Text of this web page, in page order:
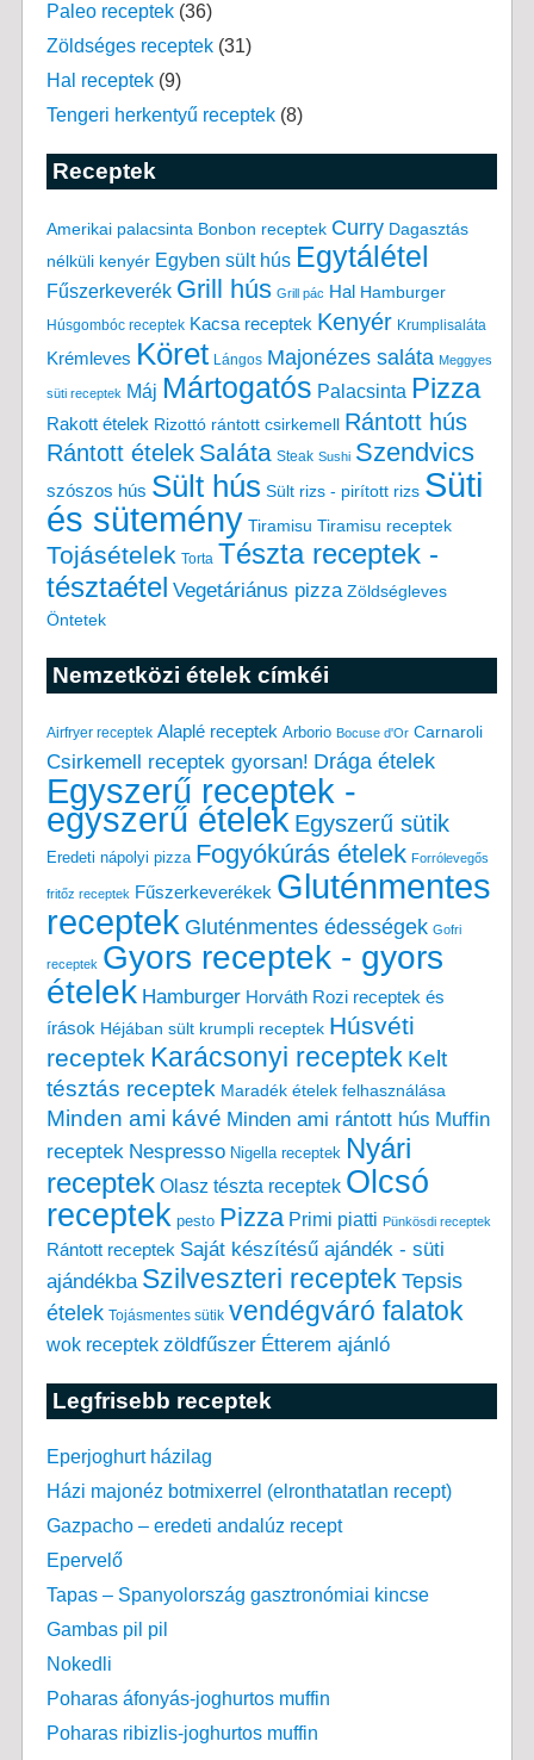
Paleo receptek(36)
Zöldséges receptek(31)
Hal receptek(9)
Tengeri herkentyű receptek(8)
Receptek
Amerikai palacsinta Bonbon receptek Curry Dagasztás
nélküli kenyér Egyben sült hús Egytálétel
Fűszerkeverék Grill hús Grill pác Hal Hamburger
Húsgombóc receptek Kacsa receptek Kenyér Krumplisaláta
Krémleves Köret Lángos Majonézes saláta Meggyes
süti receptek Máj Mártogatós Palacsinta Pizza
Rakott ételek Rizottó rántott csirkemell Rántott hús
Rántott ételek Saláta Steak Sushi Szendvics
szószos hús Sült hús Sült rizs - pirított rizs Süti
és sütemény Tiramisu Tiramisu receptek
Tojásételek Torta Tészta receptek -
tésztaétel Vegetáriánus pizza Zöldségleves
Öntetek
Nemzetközi ételek címkéi
Airfryer receptek Alaplé receptek Arborio Bocuse d'Or Carnaroli
Csirkemell receptek gyorsan! Drága ételek
Egyszerű receptek -
egyszerű ételek Egyszerű sütik
Eredeti nápolyi pizza Fogyókúrás ételek Forrólevegős
fritőz receptek Fűszerkeverékek Gluténmentes
receptek Gluténmentes édességek Gofri
receptek Gyors receptek - gyors
ételek Hamburger Horváth Rozi receptek és
írások Héjában sült krumpli receptek Húsvéti
receptek Karácsonyi receptek Kelt
tésztás receptek Maradék ételek felhasználása
Minden ami kávé Minden ami rántott hús Muffin
receptek Nespresso Nigella receptek Nyári
receptek Olasz tészta receptek Olcsó
receptek pesto Pizza Primi piatti Pünkösdi receptek
Rántott receptek Saját készítésű ajándék - süti
ajándékba Szilveszteri receptek Tepsis
ételek Tojásmentes sütik vendégváró falatok
wok receptek zöldfűszer Étterem ajánló
Legfrisebb receptek
Eperjoghurt házilag
Házi majonéz botmixerrel (elronthatatlan recept)
Gazpacho – eredeti andalúz recept
Epervelő
Tapas – Spanyolország gasztronómiai kincse
Gambas pil pil
Nokedli
Poharas áfonyás-joghurtos muffin
Poharas ribizlis-joghurtos muffin